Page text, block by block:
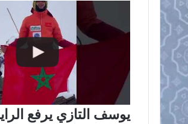
يوسف التازي يرفع